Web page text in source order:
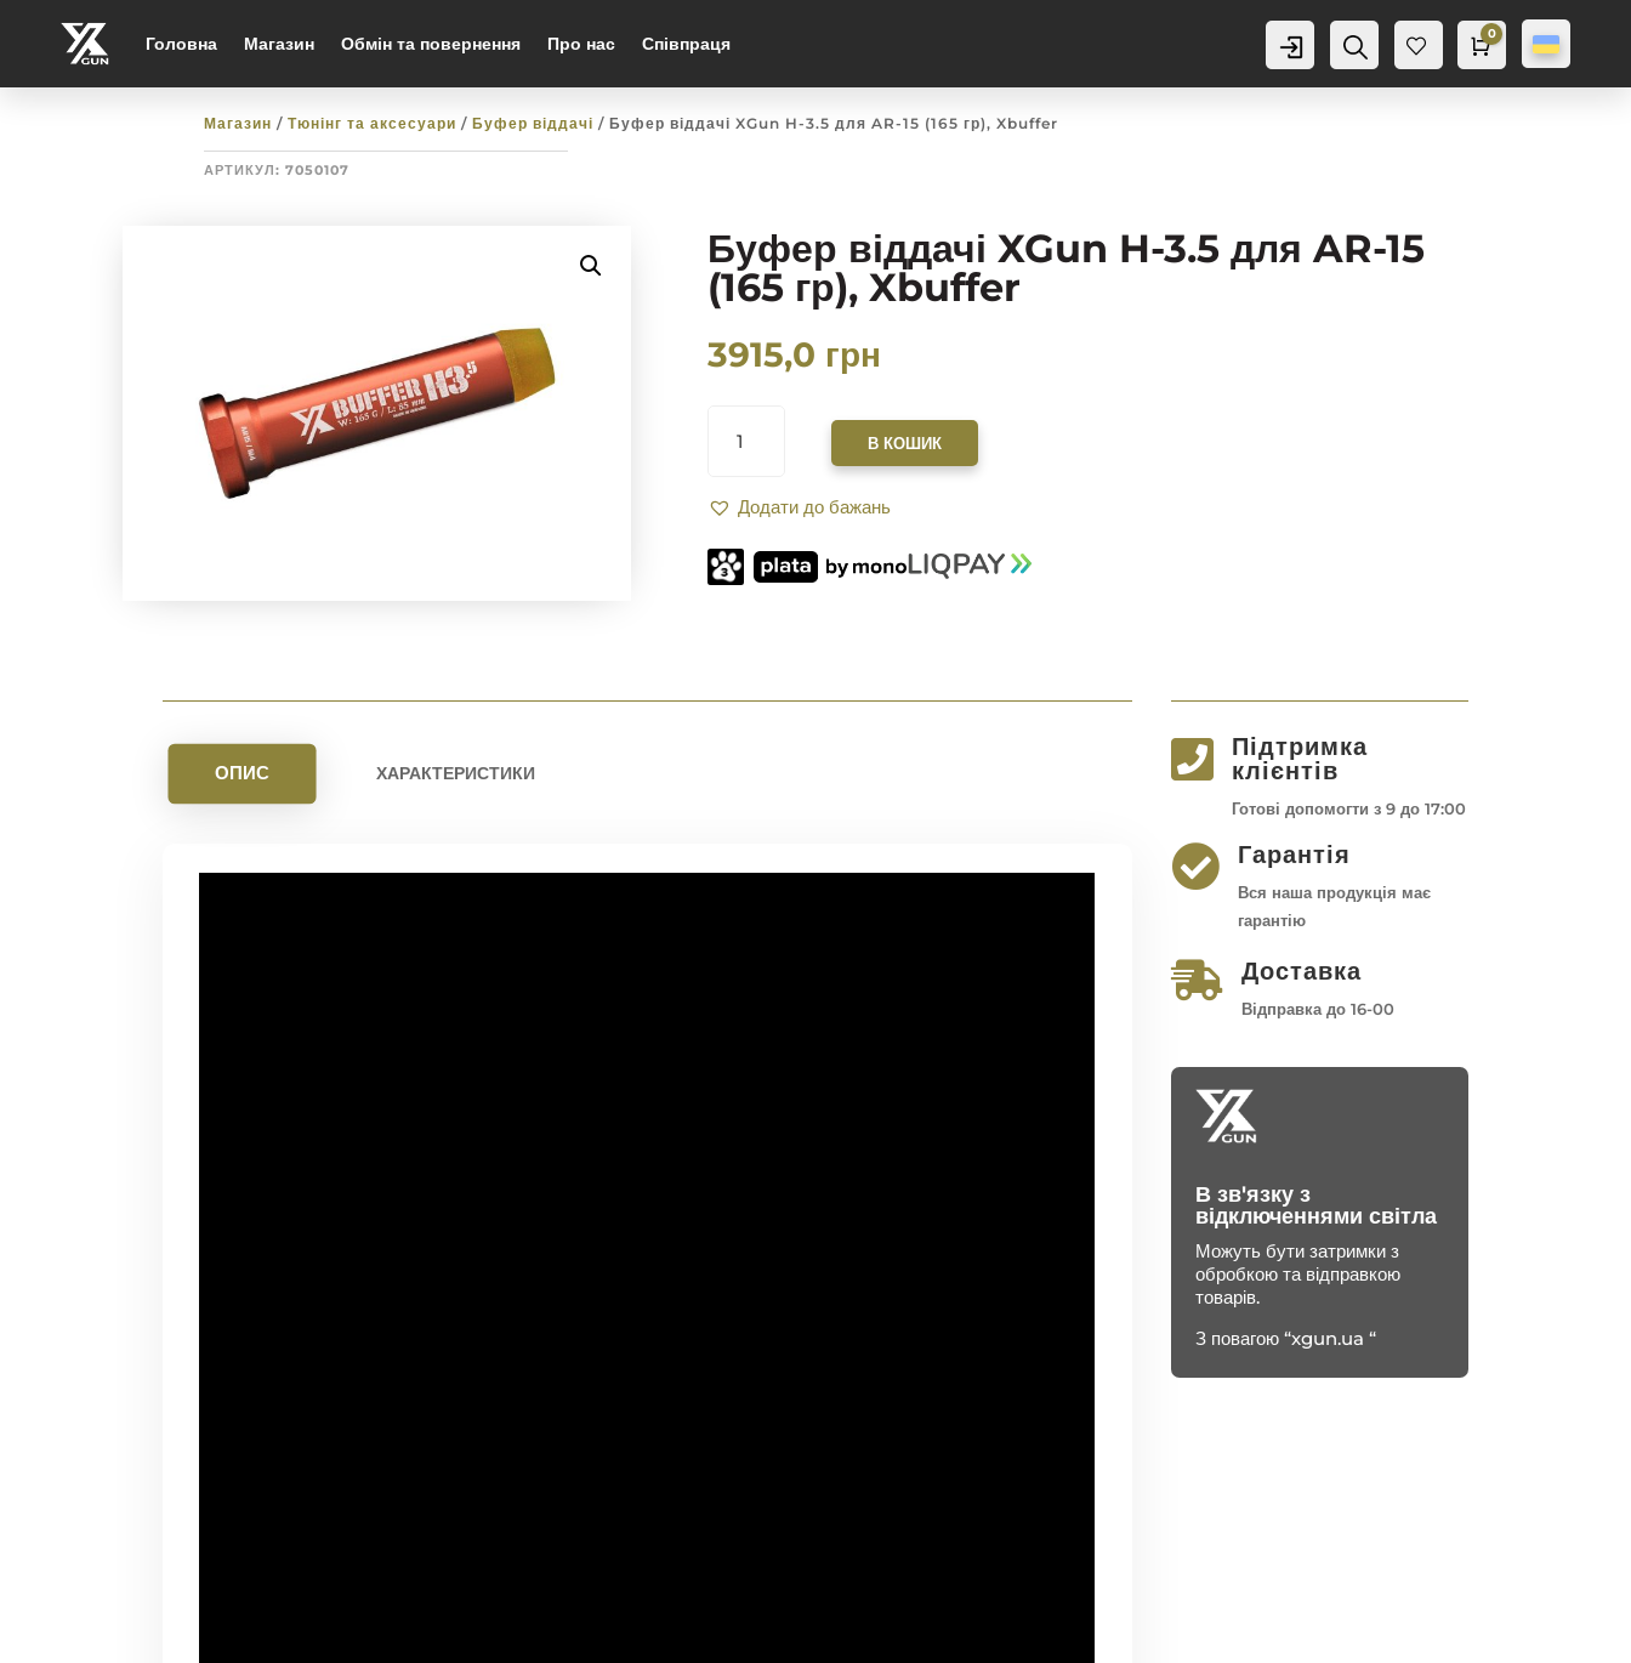
Головна Магазин Обмін та повернення Про нас Співпраця Аккаунт
Пошук
Баж
Cart
0
0,0грн
Магазин / Тюнінг та аксесуари / Буфер віддачі / Буфер віддачі XGun H-3.5 для AR-15 (165 гр), Xbuffer
АРТИКУЛ: 7050107
Буфер віддачі XGun H-3.5 для AR-15
(165 гр), Xbuffer
3915,0 грн
ВІДДАЧІ
3.5
AR-
15
В КОШИК
Додати до бажань
ОПИС ХАРАКТЕРИСТИКИ 
Підтримка
клієнтів
Готові допомогти з 9 до 17:00
 Гарантія
Вся наша продукція має
гарантію
 Доставка
Відправка до 16-00
В зв'язку з
відключеннями світла
Можуть бути затримки з
обробкою та відправкою
товарів.
З повагою “xgun.ua “